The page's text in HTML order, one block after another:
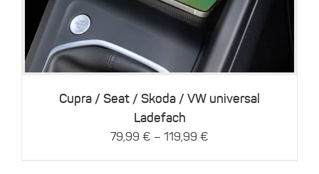
weist
mehrere
Varianten
auf.
Die
können
auf
der
Produktseite
Cupra / Seat / Skoda / VW universal
Ladefach
79,99 € – 119,99 €